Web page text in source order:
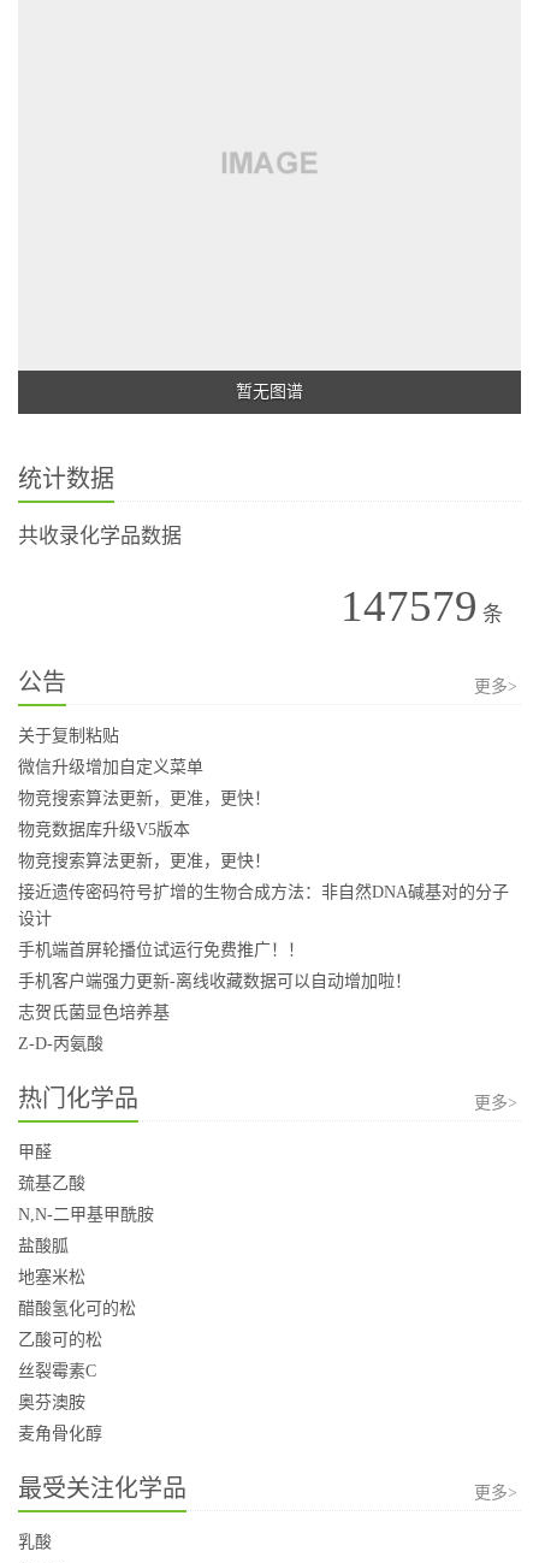
暂无图谱
统计数据
共收录化学品数据
147579 条
公告 更多>
关于复制粘贴
微信升级增加自定义菜单
物竞搜索算法更新，更准，更快！
物竞数据库升级V5版本
物竞搜索算法更新，更准，更快！
接近遗传密码符号扩增的生物合成方法：非自然DNA碱基对的分子
设计
手机端首屏轮播位试运行免费推广！！
手机客户端强力更新-离线收藏数据可以自动增加啦！
志贺氏菌显色培养基
Z-D-丙氨酸
热门化学品 更多>
甲醛
巯基乙酸
N,N-二甲基甲酰胺
盐酸胍
地塞米松
醋酸氢化可的松
乙酸可的松
丝裂霉素C
奥芬澳胺
麦角骨化醇
最受关注化学品 更多>
乳酸